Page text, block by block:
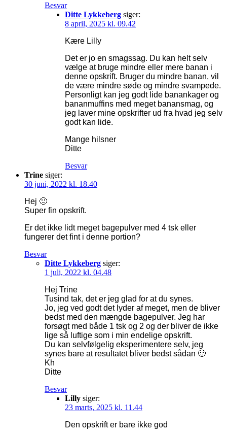
Besvar
Ditte Lykkeberg siger:
8 april, 2025 kl. 09.42
Kære Lilly
Det er jo en smagssag. Du kan helt selv
vælge at bruge mindre eller mere banan i
denne opskrift. Bruger du mindre banan, vil
de være mindre søde og mindre svampede.
Personligt kan jeg godt lide banankager og
bananmuffins med meget banansmag, og
jeg laver mine opskrifter ud fra hvad jeg selv
godt kan lide.
Mange hilsner
Ditte
Besvar
Trine siger:
30 juni, 2022 kl. 18.40
Hej 🙂
Super fin opskrift.
Er det ikke lidt meget bagepulver med 4 tsk eller
fungerer det fint i denne portion?
Besvar
Ditte Lykkeberg siger:
1 juli, 2022 kl. 04.48
Hej Trine
Tusind tak, det er jeg glad for at du synes.
Jo, jeg ved godt det lyder af meget, men de bliver
bedst med den mængde bagepulver. Jeg har
forsøgt med både 1 tsk og 2 og der bliver de ikke
lige så luftige som i min endelige opskrift.
Du kan selvfølgelig eksperimentere selv, jeg
synes bare at resultatet bliver bedst sådan 🙂
Kh
Ditte
Besvar
Lilly siger:
23 marts, 2025 kl. 11.44
Den opskrift er bare ikke god